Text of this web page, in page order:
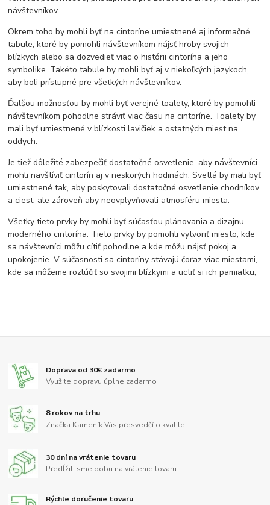
návštevníkov.
Okrem toho by mohli byť na cintoríne umiestnené aj informačné
tabule, ktoré by pomohli návštevníkom nájsť hroby svojich
blízkych alebo sa dozvedieť viac o histórii cintorína a jeho
symbolike. Takéto tabule by mohli byť aj v niekoľkých jazykoch,
aby boli prístupné pre všetkých návštevníkov.
Ďalšou možnosťou by mohli byť verejné toalety, ktoré by pomohli
návštevníkom pohodlne stráviť viac času na cintoríne. Toalety by
mali byť umiestnené v blízkosti lavičiek a ostatných miest na
oddych.
Je tiež dôležité zabezpečiť dostatočné osvetlenie, aby návštevníci
mohli navštíviť cintorín aj v neskorých hodinách. Svetlá by mali byť
umiestnené tak, aby poskytovali dostatočné osvetlenie chodníkov
a ciest, ale zároveň aby neovplyvňovali atmosféru miesta.
Všetky tieto prvky by mohli byť súčasťou plánovania a dizajnu
moderného cintorína. Tieto prvky by pomohli vytvoriť miesto, kde
sa návštevníci môžu cítiť pohodlne a kde môžu nájsť pokoj a
upokojenie. V súčasnosti sa cintoríny stávajú čoraz viac miestami,
kde sa môžeme rozlúčiť so svojimi blízkymi a uctiť si ich pamiatku,
Doprava od 30€ zadarmo
Využite dopravu úplne zadarmo
8 rokov na trhu
Značka Kameník Vás presvedčí o kvalite
30 dní na vrátenie tovaru
Predĺžili sme dobu na vrátenie tovaru
Rýchle doručenie tovaru